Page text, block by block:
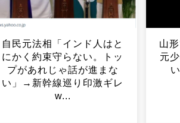
山形マット事件から33年…
元少年「賠償金払いたくな
い」で遺族ブチギレ...
【
ン
い